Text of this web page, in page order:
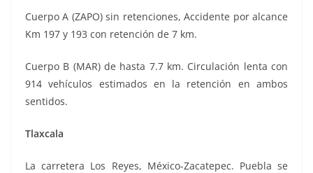
Cuerpo A (ZAPO) sin retenciones, Accidente por alcance
Km 197 y 193 con retención de 7 km.
Cuerpo B (MAR) de hasta 7.7 km. Circulación lenta con
914 vehículos estimados en la retención en ambos
sentidos.
Tlaxcala
La carretera Los Reyes, México-Zacatepec. Puebla se